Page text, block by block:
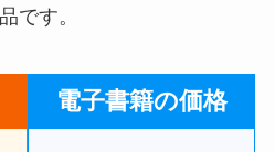
です。
電子書籍の価格